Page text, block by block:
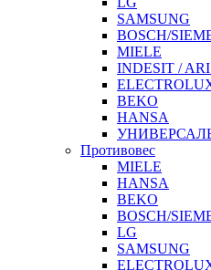
SAMSUNG
BOSCH/
MIELE
INDESIT /
BEKO
HANSA
Противовес
MIELE
HANSA
BEKO
BOSCH/
LG
SAMSUNG